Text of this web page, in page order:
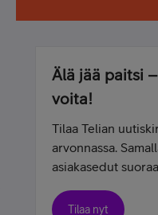
Älä jää paitsi
voita!
Tilaa Telian
arvonnassa.
asiakasedut
Tilaa nyt